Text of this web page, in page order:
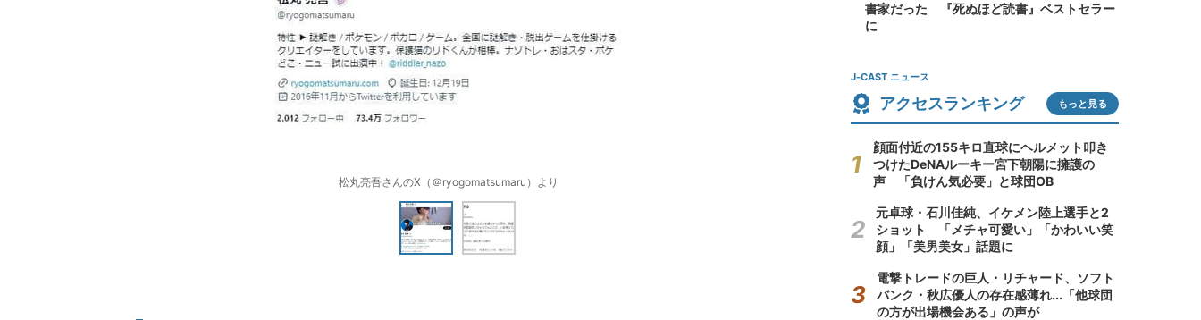
松丸亮吾さんのX（＠ryogomatsumaru）より
書家だった 『死ぬほど読書』ベストセラー
に
J-CAST ニュース
アクセスランキング もっと見る
顔面付近の155キロ直球にヘルメット叩き
つけたDeNAルーキー宮下朝陽に擁護の
声 「負けん気必要」と球団OB
元卓球・石川佳純、イケメン陸上選手と2
ショット 「メチャ可愛い」「かわいい笑
顔」「美男美女」話題に
電撃トレードの巨人・リチャード、ソフト
バンク・秋広優人の存在感薄れ...「他球団
の方が出場機会ある」の声が